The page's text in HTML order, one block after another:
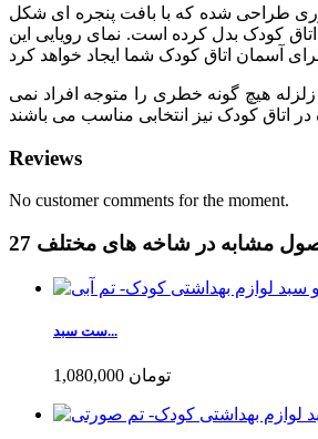
درصدی عرضه می شود. این لوستر مکعب شکل طوری طراحی شده که با بافت پنجره ای شکل
کودک بدل کرده است. نمای رویایی این
هیچ گونه خطری را متوجه افراد نمی
Reviews
No customer comments for the moment.
ست سبد...
1,080,000 تومان